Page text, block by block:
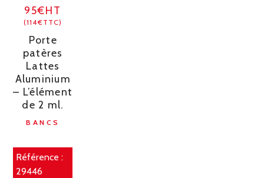
95€HT
(114€TTC)
Porte
patères
Lattes
Aluminium
– L’élément
de 2 ml.
BANCS
Référence :
29446